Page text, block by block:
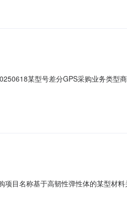
某型号差分GPS采购业务类型
目名称基于高韧性弹性体的某型材